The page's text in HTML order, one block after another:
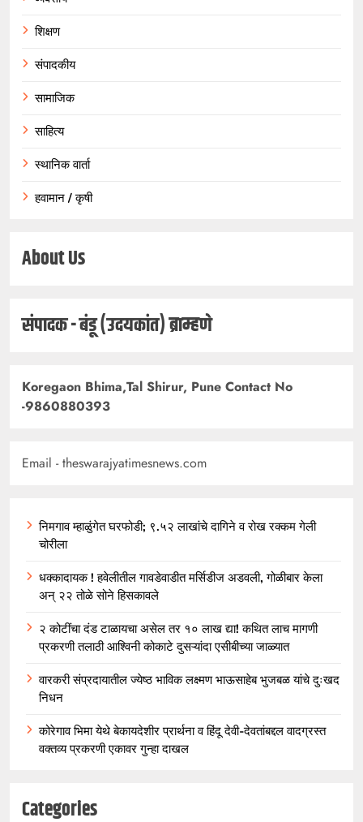
शिक्षण
संपादकीय
सामाजिक
साहित्य
स्थानिक वार्ता
हवामान / कृषी
About Us
संपादक - बंडू (उदयकांत) ब्राम्हणे
Koregaon Bhima,Tal Shirur, Pune Contact No
-9860880393
Email - theswarajyatimesnews.com
निमगाव म्हाळुंगेत घरफोडी; ९.५२ लाखांचे दागिने व रोख रक्कम गेली
चोरीला
धक्कादायक ! हवेलीतील गावडेवाडीत मर्सिडीज अडवली, गोळीबार केला
अन् २२ तोळे सोने हिसकावले
२ कोटींचा दंड टाळायचा असेल तर १० लाख द्या! कथित लाच मागणी
प्रकरणी तलाठी आश्विनी कोकाटे दुसऱ्यांदा एसीबीच्या जाळ्यात
वारकरी संप्रदायातील ज्येष्ठ भाविक लक्ष्मण भाऊसाहेब भुजबळ यांचे दुःखद
निधन
कोरेगाव भिमा येथे बेकायदेशीर प्रार्थना व हिंदू देवी-देवतांबद्दल वादग्रस्त
वक्तव्य प्रकरणी एकावर गुन्हा दाखल
Categories